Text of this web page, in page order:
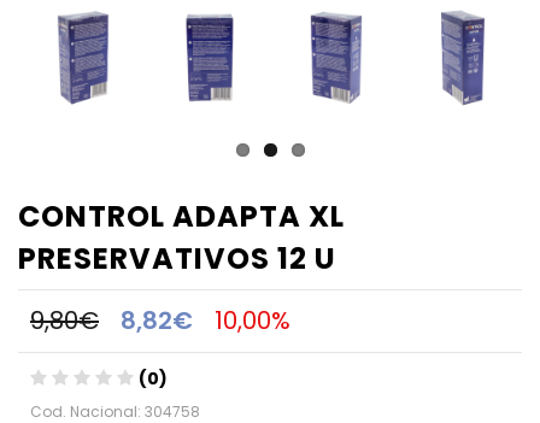
CONTROL ADAPTA XL
PRESERVATIVOS 12 U
9,80€ 8,82€ 10,00%
(0)
Cod. Nacional: 304758